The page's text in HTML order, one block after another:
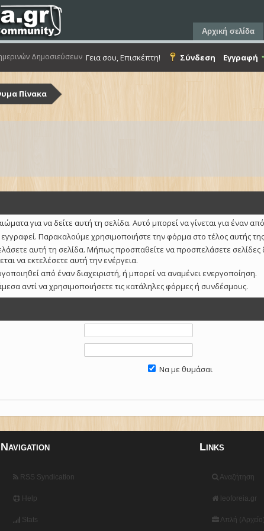
Αρχική σελίδα
Δημοσιεύσεων Γεια σου, Επισκέπτη! Σύνδεση Εγγραφή
Πίνακα
για να δείτε αυτή τη σελίδα. Αυτό μπορεί να γίνεται για έναν
Παρακαλούμε χρησιμοποιήστε την φόρμα στο τέλος αυτής
αυτή τη σελίδα. Μήπως προσπαθείτε να προσπελάσετε
να εκτελέσετε αυτή την ενέργεια.
από έναν διαχειριστή, ή μπορεί να αναμένει ενεργοποίηση.
αντί να χρησιμοποιήσετε τις κατάληλες φόρμες ή συνδέσμους.
Να με θυμάσαι
Navigation
RSS Syndication
Help
Stats
Links
Αναζήτηση
leoforeia.gr
Απλή